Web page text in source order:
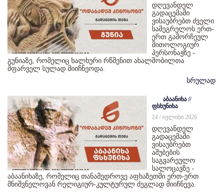
დღევანდელ
გადაცემაში
ვისაუბრებთ ძველი
სამეგრელოს ერთ-
ერთ გამორჩეულ
მითოლოგიურ
პერსონაჟზე -
გუნიაზე, რომელიც ხალხური რწმენით ახალშობილთა
მფარველ სულად მიიჩნეოდა.
სრულად
აბაანიხა //
ფსხუნიხა
24 / ივლისი 2026
დღევანდელ
გადაცემაში
ვისაუბრებთ
აშუბების
საგვარეულო
სალოცავზე -
აბაანიხაზე, რომელიც თანამედროვე აფხაზეთში ერთ-ერთ
მნიშვნელოვან რელიგიურ-კულტურულ ძეგლად მიიჩნევა.